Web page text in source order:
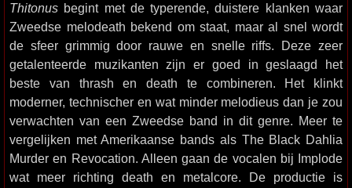
Thitonus begint met de typerende, duistere klanken waar
Zweedse melodeath bekend om staat, maar al snel wordt
de sfeer grimmig door rauwe en snelle riffs. Deze zeer
getalenteerde muzikanten zijn er goed in geslaagd het
beste van thrash en death te combineren. Het klinkt
moderner, technischer en wat minder melodieus dan je zou
verwachten van een Zweedse band in dit genre. Meer te
vergelijken met Amerikaanse bands als The Black Dahlia
Murder en Revocation. Alleen gaan de vocalen bij Implode
wat meer richting death en metalcore. De productie is